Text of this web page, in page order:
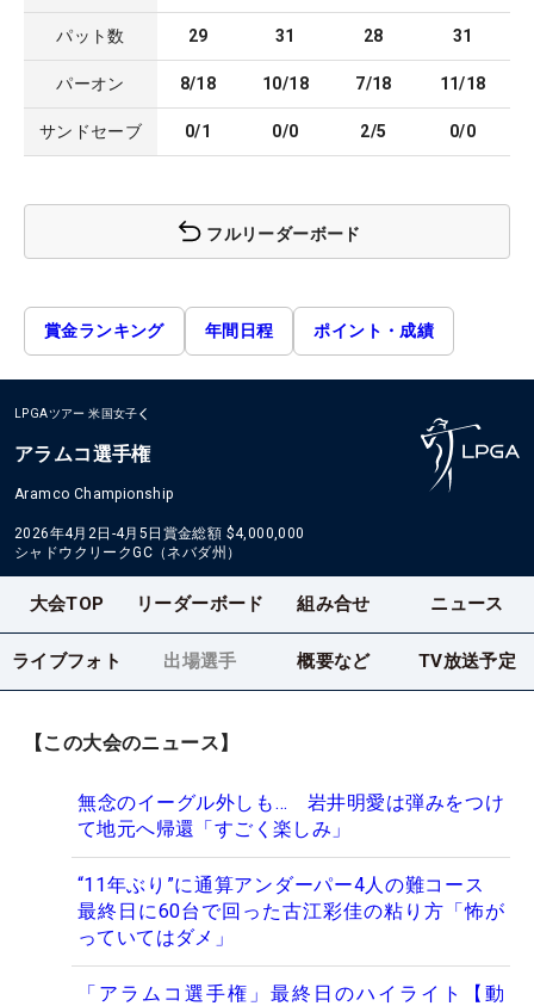
パット数 29 31 28 31
パーオン 8/18 10/18 7/18 11/18
サンドセーブ 0/1 0/0 2/5 0/0
フルリーダーボード
賞金ランキング 年間日程 ポイント・成績
LPGAツアー 米国女子
アラムコ選手権
Aramco Championship
2026年4月2日-4月5日 賞金総額 $4,000,000
シャドウクリークGC（ネバダ州）
大会TOP リーダーボード 組み合せ ニュース
ライブフォト 出場選手 概要など TV放送予定
【この大会のニュース】
無念のイーグル外しも… 岩井明愛は弾みをつけ
て地元へ帰還「すごく楽しみ」
“11年ぶり”に通算アンダーパー4人の難コース
最終日に60台で回った古江彩佳の粘り方「怖が
っていてはダメ」
「アラムコ選手権」最終日のハイライト【動